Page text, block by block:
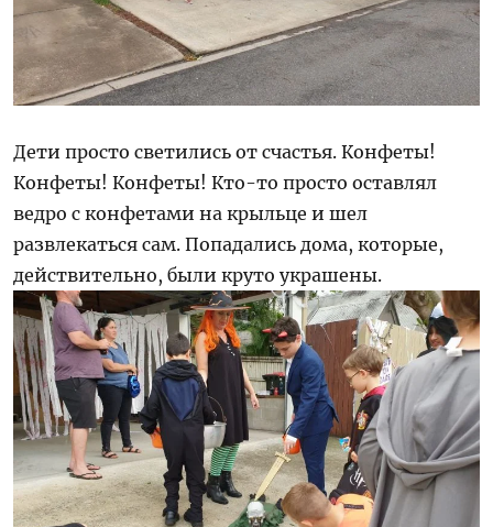
Дети просто светились от счастья. Конфеты!
Конфеты! Конфеты! Кто-то просто оставлял
ведро с конфетами на крыльце и шел
развлекаться сам. Попадались дома, которые,
действительно, были круто украшены.